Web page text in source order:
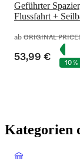
Geführter
Flussfahrt +
abORIGINAL PRICE
53,99 € 10
Kategorien